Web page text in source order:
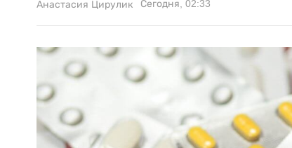
Анастасия Цирулик Сегодня, 02:33